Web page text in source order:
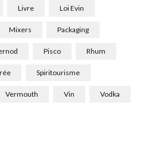
Livre Loi Evin
Mixers Packaging
Pisco Rhum
Spiritourisme
Vermouth Vin Vodka